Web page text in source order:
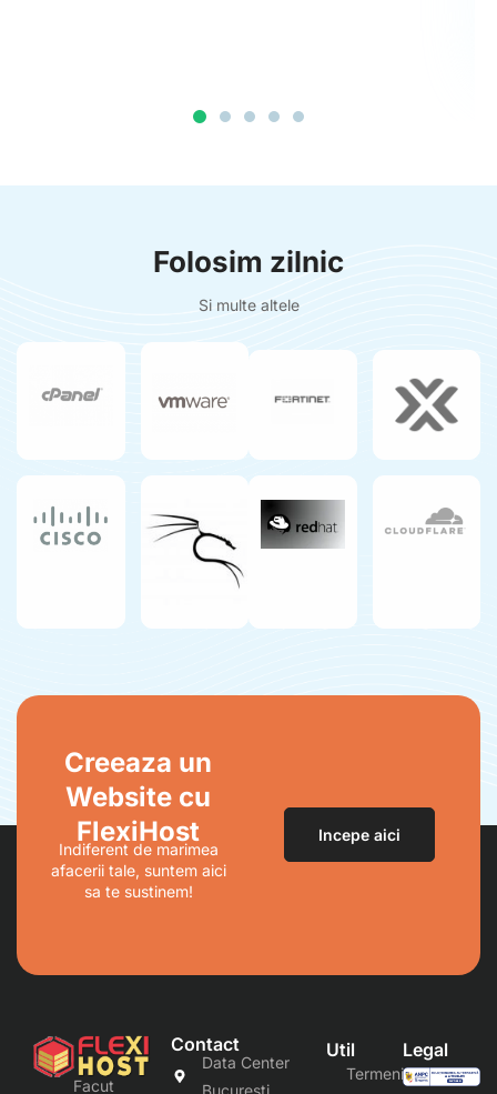
Folosim zilnic
Si multe altele
Creeaza un
Website cu
FlexiHost
Indiferent de marimea
afacerii tale, suntem aici
sa te sustinem!
Incepe aici
Facut
Contact
Data Center
Bucuresti
Util
Termeni
Legal